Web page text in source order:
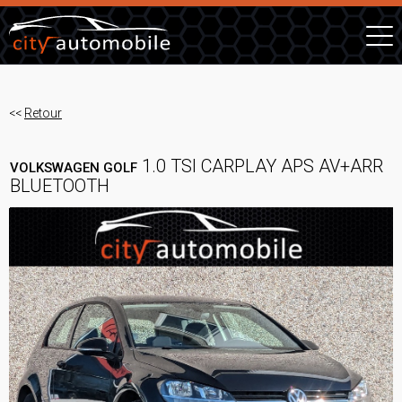
<< Retour
VOLKSWAGEN GOLF 1.0 TSI CARPLAY APS AV+ARR
BLUETOOTH